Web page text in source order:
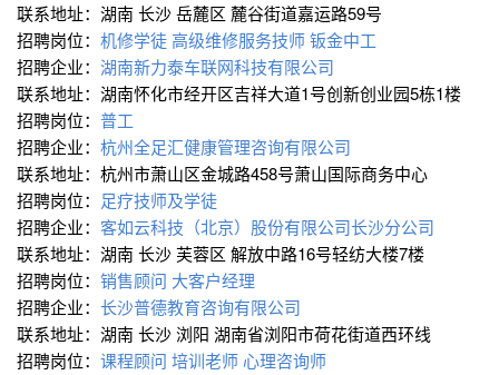
联系地址：湖南 长沙 岳麓区 麓谷街道嘉运路59号
招聘岗位： 机修学徒 高级维修服务技师钣金中工
招聘企业： 湖南新力泰车联网科技有限公司
联系地址：湖南怀化市经开区吉祥大道1号创新创业园5栋1楼
招聘岗位： 普工
招聘企业： 杭州全足汇健康管理咨询有限公司
联系地址：杭州市萧山区金城路458号萧山国际商务中心
招聘岗位： 足疗技师及学徒
招聘企业： 客如云科技（北京）股份有限公司长沙分公司
联系地址：湖南 长沙 芙蓉区 解放中路16号轻纺大楼7楼
招聘岗位： 销售顾问 大客户经理
招聘企业： 长沙普德教育咨询有限公司
联系地址：湖南 长沙 浏阳 湖南省浏阳市荷花街道西环线
招聘岗位： 课程顾问 培训老师 心理咨询师